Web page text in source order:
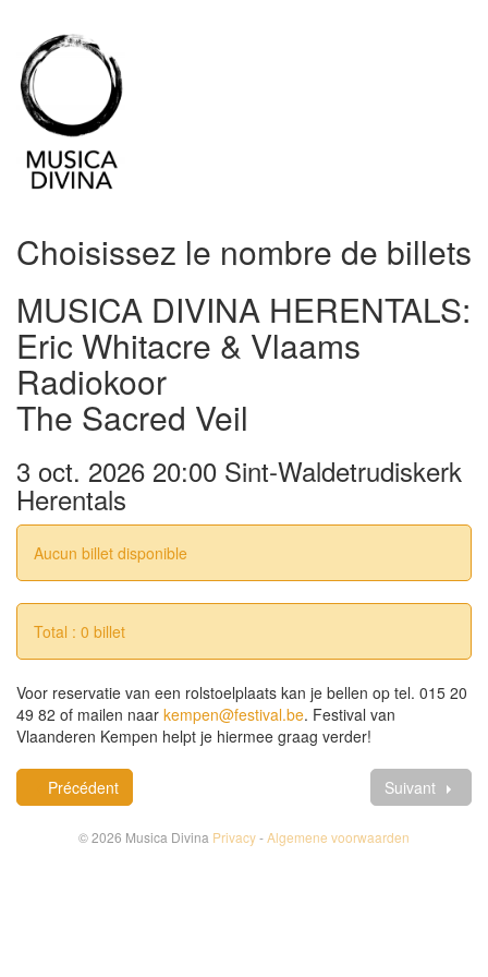
Choisissez le nombre de billets
MUSICA DIVINA HERENTALS:
Eric Whitacre & Vlaams
Radiokoor
The Sacred Veil
3 oct. 2026 20:00 Sint-Waldetrudiskerk
Herentals
Aucun billet disponible
Total : 0 billet
Voor reservatie van een rolstoelplaats kan je bellen op tel. 015 20
49 82 of mailen naar kempen@festival.be. Festival van
Vlaanderen Kempen helpt je hiermee graag verder!
Précédent Suivant
© 2026 Musica Divina Privacy-Algemene voorwaarden